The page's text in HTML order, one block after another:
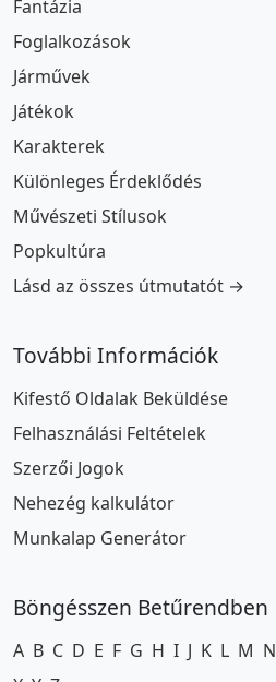
Fantázia
Foglalkozások
Járművek
Játékok
Karakterek
Különleges Érdeklődés
Művészeti Stílusok
Popkultúra
Lásd az összes útmutatót →
További Információk
Kifestő Oldalak Beküldése
Felhasználási Feltételek
Szerzői Jogok
Nehezég kalkulátor
Munkalap Generátor
Böngésszen Betűrendben
A B C D E F G H I J K L M N